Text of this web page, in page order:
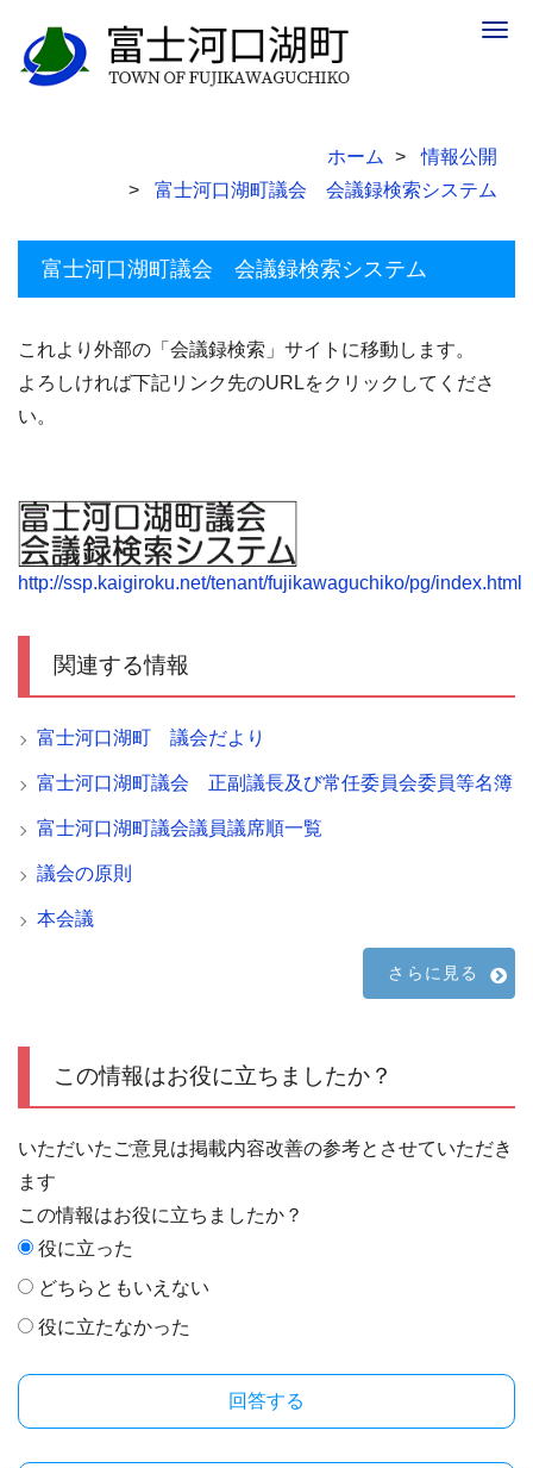
ホーム
情報公開
富士河口湖町議会 会議録検索システム
富士河口湖町議会 会議録検索システム
これより外部の「会議録検索」サイトに移動します。
よろしければ下記リンク先のURLをクリックしてくださ
い。
http://ssp.kaigiroku.net/tenant/fujikawaguchiko/pg/index.html
関連する情報
富士河口湖町 議会だより
富士河口湖町議会 正副議長及び常任委員会委員等名簿
富士河口湖町議会議員議席順一覧
議会の原則
本会議
さらに見る
この情報はお役に立ちましたか？
いただいたご意見は掲載内容改善の参考とさせていただき
ます
この情報はお役に立ちましたか？
役に立った
どちらともいえない
役に立たなかった